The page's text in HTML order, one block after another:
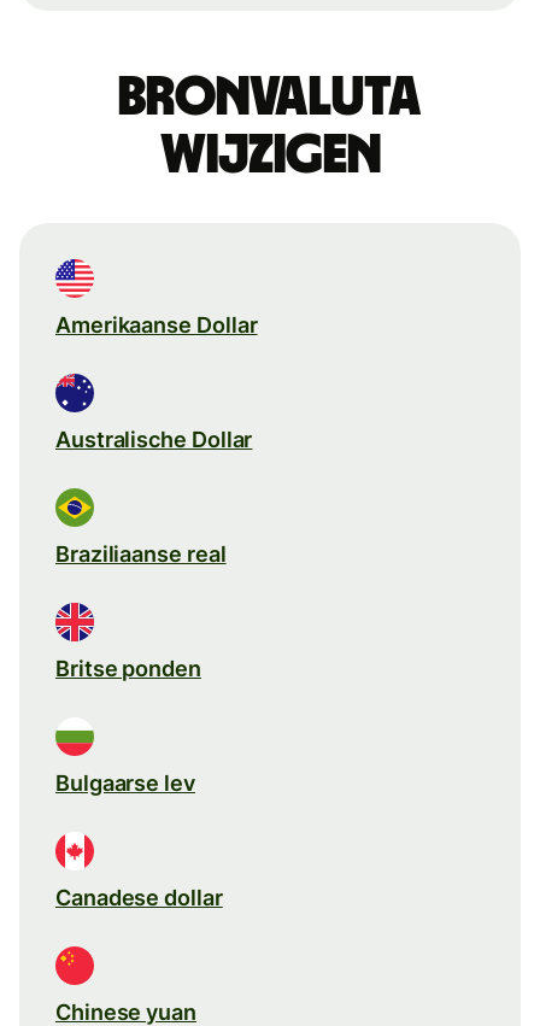
Bronvaluta
wijzigen
Amerikaanse Dollar
Australische Dollar
Braziliaanse real
Britse ponden
Bulgaarse lev
Canadese dollar
Chinese yuan